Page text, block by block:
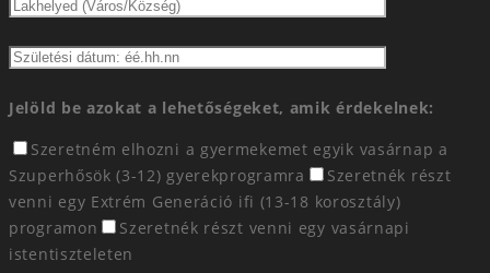
Jelöld be azokat a lehetőségeket, amik érdekelnek:
Szeretném elhozni a gyermekemet egyik vasárnap a
Szuperhősök (3-12) gyerekprogramra
Szeretnék részt
venni egy Extrém Generáció ifi (13-18 korosztály)
programon
Szeretnék részt venni egy vasárnapi
istentiszteleten